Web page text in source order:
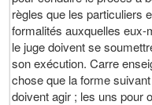
règles que les particuliers
formalités auxquelles
le juge doivent se
son exécution. Carre
chose que la forme
doivent agir ; les uns pour